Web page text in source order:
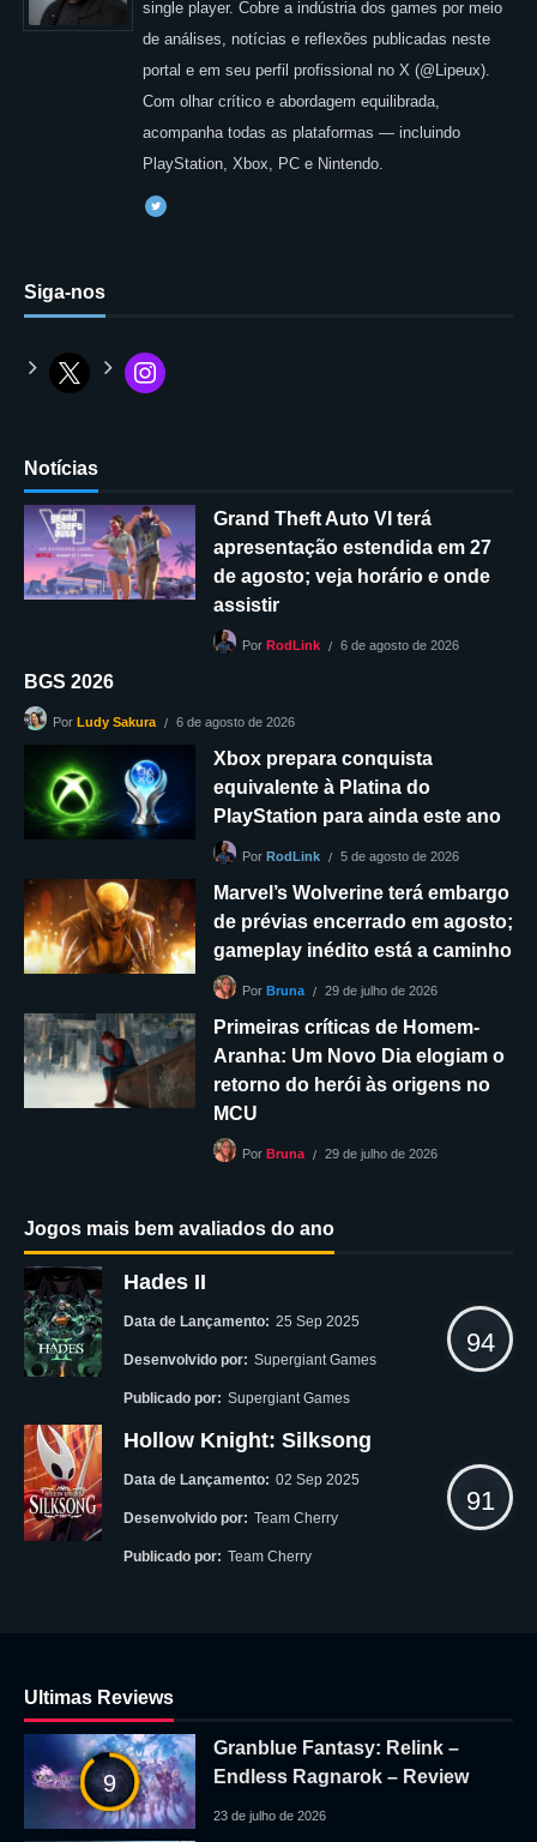
single player. Cobre a indústria dos games por meio
de análises, notícias e reflexões publicadas neste
portal e em seu perfil profissional no X (@Lipeux).
Com olhar crítico e abordagem equilibrada,
acompanha todas as plataformas — incluindo
PlayStation, Xbox, PC e Nintendo.
Siga-nos
Notícias
Grand Theft Auto VI terá
apresentação estendida em 27
de agosto; veja horário e onde
assistir
Por RodLink 6 de agosto de 2026
BGS 2026
Por Ludy Sakura 6 de agosto de 2026
Xbox prepara conquista
equivalente à Platina do
PlayStation para ainda este ano
Por RodLink 5 de agosto de 2026
Marvel’s Wolverine terá embargo
de prévias encerrado em agosto;
gameplay inédito está a caminho
Por Bruna 29 de julho de 2026
Primeiras críticas de Homem-
Aranha: Um Novo Dia elogiam o
retorno do herói às origens no
MCU
Por Bruna 29 de julho de 2026
Jogos mais bem avaliados do ano
Hades II
Data de Lançamento: 25 Sep 2025
Desenvolvido por: Supergiant Games
Publicado por: Supergiant Games
94
Hollow Knight: Silksong
Data de Lançamento: 02 Sep 2025
Desenvolvido por: Team Cherry
Publicado por: Team Cherry
91
Ultimas Reviews
9
Granblue Fantasy: Relink –
Endless Ragnarok – Review
23 de julho de 2026